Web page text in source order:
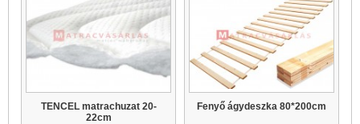
TENCEL matrachuzat 20-
22cm
Fenyő ágydeszka 80*200cm